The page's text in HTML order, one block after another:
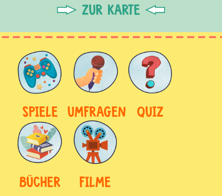
ZUR KARTE
SPIELE UMFRAGEN QUIZ
BÜCHER FILME